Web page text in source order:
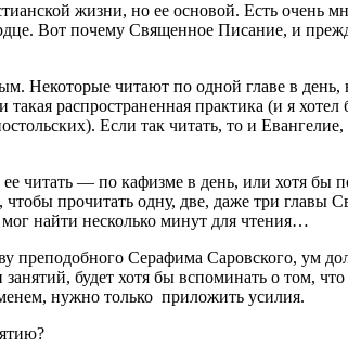
жизни, но ее основой. Есть
Вот почему Священное Писание, и
Некоторые читают по одной главе в
распространенная практика (и я
Если так читать, то и
читать — по кафизме в день, или хотя
прочитать одну, две, даже три
найти несколько минут для чтения…
преподобного Серафима Саровского, ум
будет хотя бы вспоминать о том,
нужно только приложить усилия.